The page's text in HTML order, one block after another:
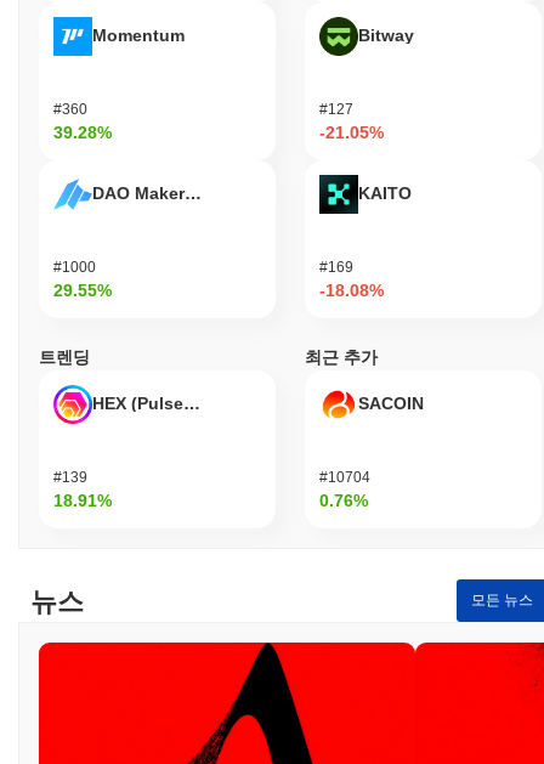
Momentum
#360
39.28%
DAO Maker Token
#1000
29.55%
Bitway
#127
-21.05%
KAITO
#169
-18.08%
트렌딩
HEX (Pulsechain)
#139
18.91%
최근 추가
SACOIN
#10704
0.76%
뉴스 모든 뉴스